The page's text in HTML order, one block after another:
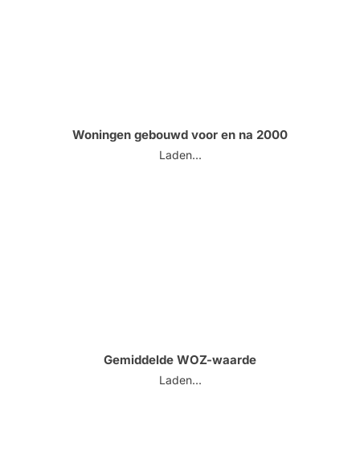
Woningen gebouwd voor en na 2000
Laden...
Gemiddelde WOZ-waarde
Laden...